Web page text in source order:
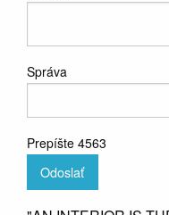
Správa
Prepíšte 4563
Odoslať